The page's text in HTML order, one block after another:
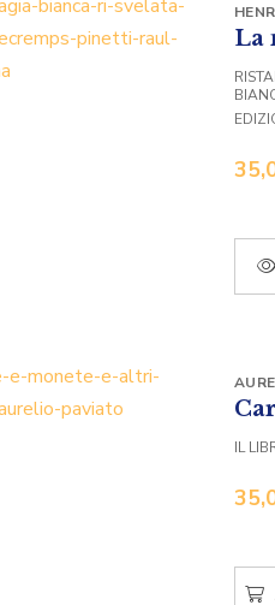
La
IL